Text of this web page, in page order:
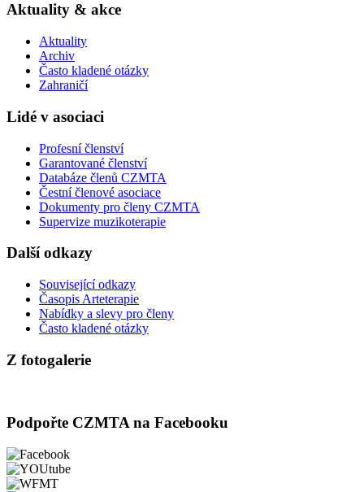
Aktuality & akce
Aktuality
Archiv
Často kladené otázky
Zahraničí
Lidé v asociaci
Profesní členství
Garantované členství
Databáze členů CZMTA
Čestní členové asociace
Dokumenty pro členy CZMTA
Supervize muzikoterapie
Další odkazy
Související odkazy
Časopis Arteterapie
Nabídky a slevy pro členy
Často kladené otázky
Z fotogalerie
Podpořte CZMTA na Facebooku